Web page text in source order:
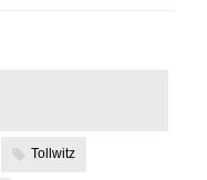
Tollwitz